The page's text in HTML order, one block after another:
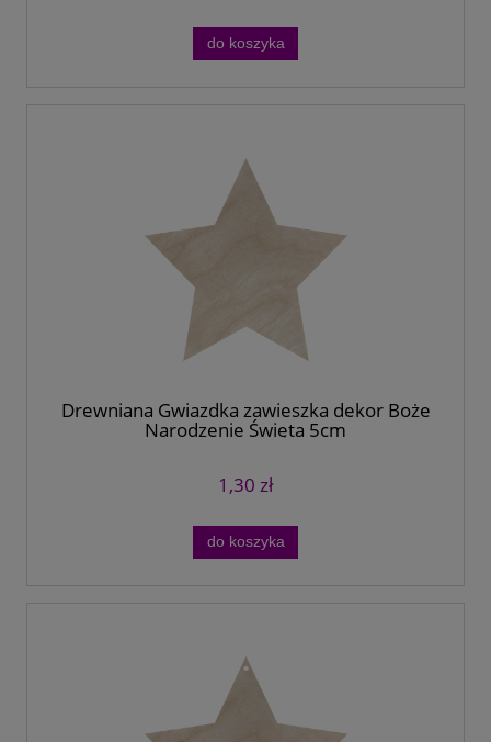
do koszyka
Drewniana Gwiazdka zawieszka dekor Boże
Narodzenie Święta 5cm
1,30 zł
do koszyka